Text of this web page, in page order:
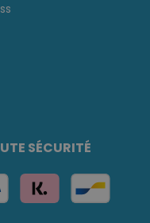
SÉCURITÉ